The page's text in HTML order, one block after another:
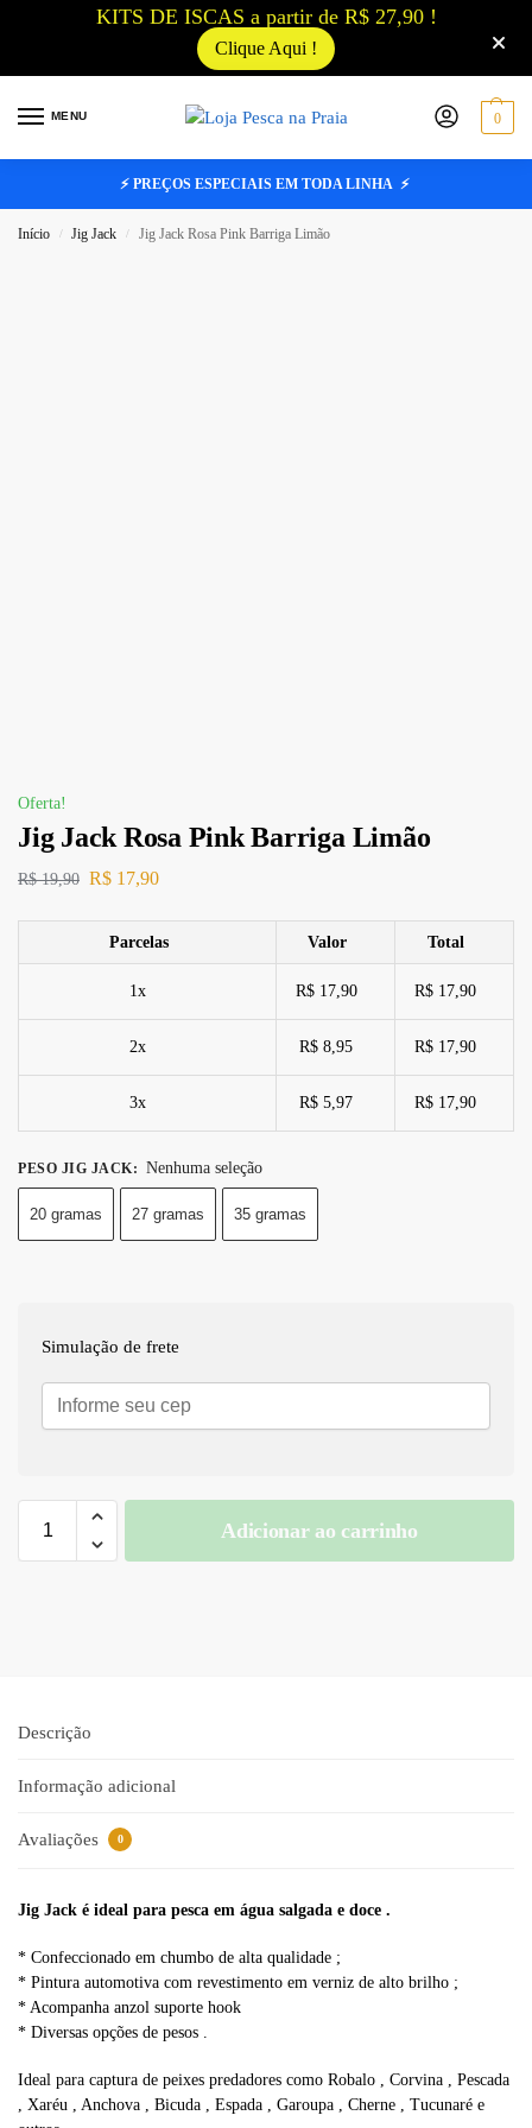
KITS DE ISCAS a partir de R$ 27,90 !
Clique Aqui !
MENU 0
⚡ PREÇOS ESPECIAIS EM TODA LINHA ⚡
Início / Jig Jack / Jig Jack Rosa Pink Barriga Limão
Oferta!
Jig Jack Rosa Pink Barriga Limão
R$19,90 R$ 17,90
Parcelas Valor Total
1x R$ 17,90 R$ 17,90
2x R$ 8,95 R$ 17,90
3x R$ 5,97 R$ 17,90
PESO JIG JACK: Nenhuma seleção
20 gramas 27 gramas 35 gramas
Simulação de frete
Adicionar ao carrinho
a
i
e
Descrição
Informação adicional
Avaliações 0
Jig Jack é ideal para pesca em água salgada e doce .
* Confeccionado em chumbo de alta qualidade ;
* Pintura automotiva com revestimento em verniz de alto brilho ;
* Acompanha anzol suporte hook
* Diversas opções de pesos .
Ideal para captura de peixes predadores como Robalo , Corvina , Pescada
, Xaréu , Anchova , Bicuda , Espada , Garoupa , Cherne , Tucunaré e